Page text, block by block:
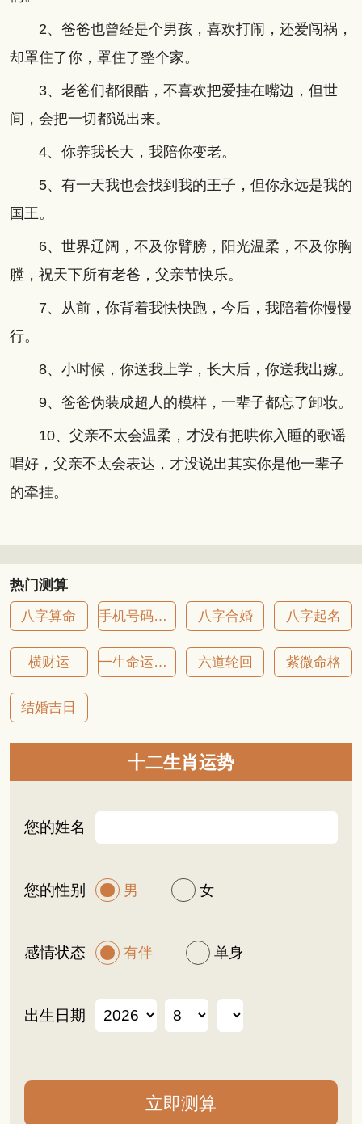
2、爸爸也曾经是个男孩，喜欢打闹，还爱闯祸，
却罩住了你，罩住了整个家。
3、老爸们都很酷，不喜欢把爱挂在嘴边，但世
间，会把一切都说出来。
4、你养我长大，我陪你变老。
5、有一天我也会找到我的王子，但你永远是我的
国王。
6、世界辽阔，不及你臂膀，阳光温柔，不及你胸
膛，祝天下所有老爸，父亲节快乐。
7、从前，你背着我快快跑，今后，我陪着你慢慢
行。
8、小时候，你送我上学，长大后，你送我出嫁。
9、爸爸伪装成超人的模样，一辈子都忘了卸妆。
10、父亲不太会温柔，才没有把哄你入睡的歌谣
唱好，父亲不太会表达，才没说出其实你是他一辈子
的牵挂。
热门测算
八字算命 手机号码吉凶 八字合婚 八字起名
横财运 一生命运详批 六道轮回 紫微命格
结婚吉日
十二生肖运势
您的姓名
您的性别 男 女
感情状态 有伴 单身
出生日期